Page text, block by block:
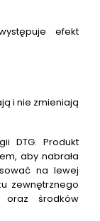
efekt
i nie zmieniają
DTG. Produkt
aby nabrała
na lewej
zewnętrznego
środków